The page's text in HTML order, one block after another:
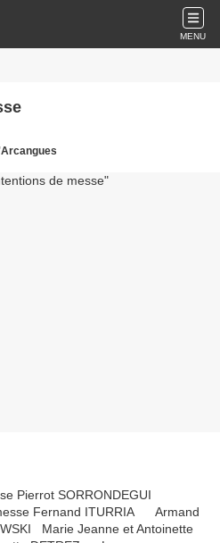
MENU
Pierrot SORRONDEGUI
Fernand ITURRIA Armand
Marie Jeanne et Antoinette